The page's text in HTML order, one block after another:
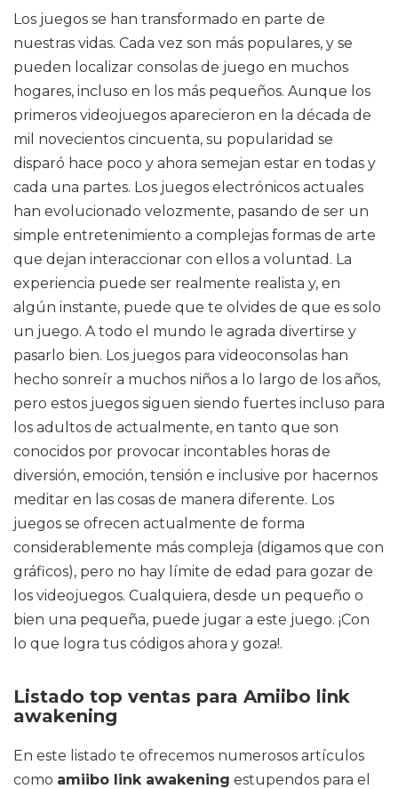
Los juegos se han transformado en parte de
nuestras vidas. Cada vez son más populares, y se
pueden localizar consolas de juego en muchos
hogares, incluso en los más pequeños. Aunque los
primeros videojuegos aparecieron en la década de
mil novecientos cincuenta, su popularidad se
disparó hace poco y ahora semejan estar en todas y
cada una partes. Los juegos electrónicos actuales
han evolucionado velozmente, pasando de ser un
simple entretenimiento a complejas formas de arte
que dejan interaccionar con ellos a voluntad. La
experiencia puede ser realmente realista y, en
algún instante, puede que te olvides de que es solo
un juego. A todo el mundo le agrada divertirse y
pasarlo bien. Los juegos para videoconsolas han
hecho sonreír a muchos niños a lo largo de los años,
pero estos juegos siguen siendo fuertes incluso para
los adultos de actualmente, en tanto que son
conocidos por provocar incontables horas de
diversión, emoción, tensión e inclusive por hacernos
meditar en las cosas de manera diferente. Los
juegos se ofrecen actualmente de forma
considerablemente más compleja (digamos que con
gráficos), pero no hay límite de edad para gozar de
los videojuegos. Cualquiera, desde un pequeño o
bien una pequeña, puede jugar a este juego. ¡Con
lo que logra tus códigos ahora y goza!.
Listado top ventas para Amiibo link
awakening
En este listado te ofrecemos numerosos artículos
como amiibo link awakening estupendos para el